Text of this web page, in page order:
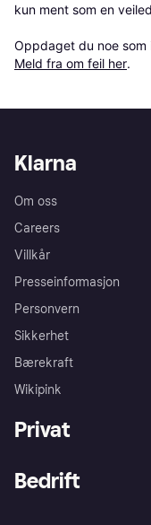
kun ment som en
Oppdaget du noe
Meld fra om feil her.
Klarna
Om oss
Careers
Villkår
Presseinformasjon
Personvern
Sikkerhet
Bærekraft
Wikipink
Privat
Bedrift